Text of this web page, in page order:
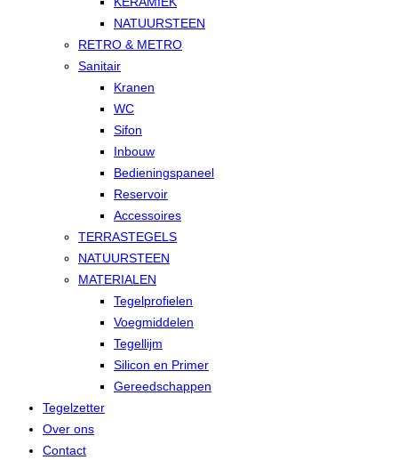
NATUURSTEEN
RETRO & METRO
Sanitair
Kranen
WC
Sifon
Inbouw
Bedieningspaneel
Reservoir
Accessoires
TERRASTEGELS
NATUURSTEEN
MATERIALEN
Tegelprofielen
Voegmiddelen
Tegellijm
Silicon en Primer
Gereedschappen
Tegelzetter
Over ons
Contact